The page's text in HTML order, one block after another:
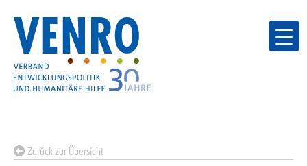
content
Zurück zur Übersicht